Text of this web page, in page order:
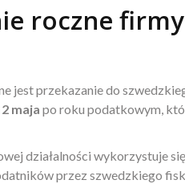
roczne
jest przekazanie do
2 maja po roku podatkowym,
działalności wykorzystuje
przez szwedzkiego